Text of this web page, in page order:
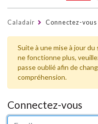
Caladair Connectez-vous
Suite à une mise à jour
ne fonctionne plus,
passe oublié afin de
compréhension.
Connectez-vous
Votre email